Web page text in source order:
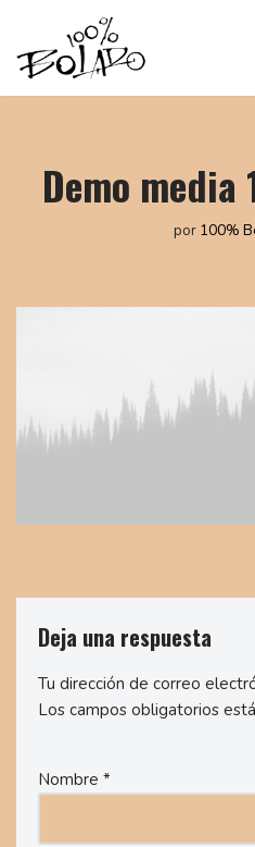
Saltar
al
Demo
por 100%
Deja una respuesta
Tu dirección de correo
Los campos obligatorios
Nombre *